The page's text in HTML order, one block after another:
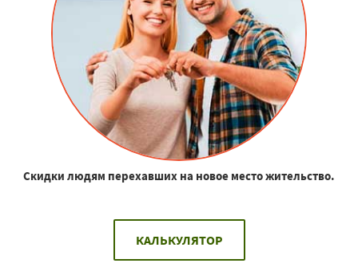
Скидки людям перехавших на новое место жительство.
КАЛЬКУЛЯТОР